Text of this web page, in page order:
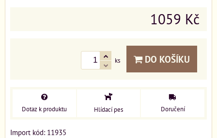
1059 Kč
ks DO KOŠÍKU
Dotaz k produktu Hlídací pes Doručení
Import kód: 11935